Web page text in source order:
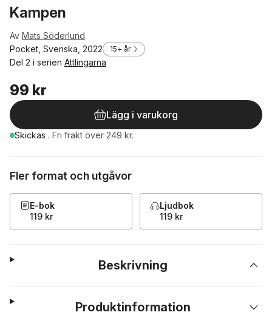
Kampen
Av Mats Söderlund
Pocket, Svenska, 2022
15+ år
Del 2 i serien Ättlingarna
99 kr
Lägg i varukorg
Skickas . Fri frakt över 249 kr.
Fler format och utgåvor
E-bok
119 kr
Ljudbok
119 kr
Beskrivning
Produktinformation